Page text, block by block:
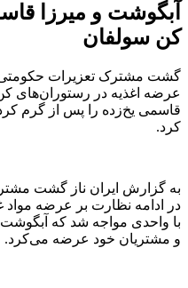
آبگوشت و میرزا
کن سولفان
گشت مشترک تعزیرات حکومتی
عرضه اغذیه در رستوران‌های
قاسمی یخ‌زده را پس از گرم
کرد.
به گزارش ایران ناز گشت‌
در ادامه نظارت بر عرضه
با واحدی مواجه شد که
و مشتریان خود عرضه می‌کرد.